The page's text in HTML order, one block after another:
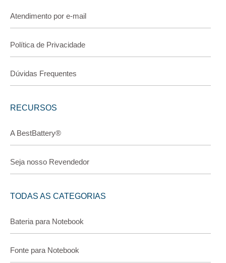
Atendimento por e-mail
Política de Privacidade
Dúvidas Frequentes
RECURSOS
A BestBattery®
Seja nosso Revendedor
TODAS AS CATEGORIAS
Bateria para Notebook
Fonte para Notebook